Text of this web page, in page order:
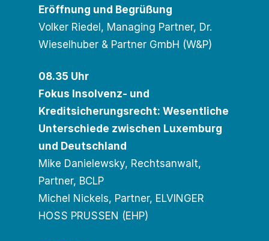
Eröffnung und Begrüßung
Volker Riedel, Managing Partner, Dr.
Wieselhuber & Partner GmbH (W&P)
08.35 Uhr
Fokus Insolvenz- und
Kreditsicherungsrecht: Wesentliche
Unterschiede zwischen Luxemburg
und Deutschland
Mike Danielewsky, Rechtsanwalt,
Partner, BCLP
Michel Nickels, Partner, ELVINGER
HOSS PRUSSEN (EHP)